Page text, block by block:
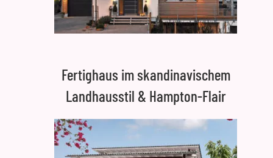
Fertighaus im skandinavischem
Landhausstil & Hampton-Flair